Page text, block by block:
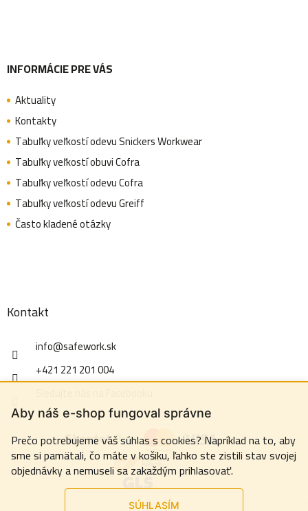
Aby náš e-shop fungoval správne
Prečo potrebujeme váš súhlas s cookies? Napríklad na to, aby
sme si pamätali, čo máte v košiku, ľahko ste zistili stav svojej
objednávky a nemuseli sa zakaždým prihlasovať.
SÚHLASÍM
eINFORMÁCIE PRE VÁS
Aktuality
Kontakty
Tabuľky veľkostí odevu Snickers Workwear
Tabuľky veľkostí obuvi Cofra
Tabuľky veľkostí odevu Cofra
Tabuľky veľkostí odevu Greiff
Často kladené otázky
Kontakt
info@safework.sk
+421 221 201 004